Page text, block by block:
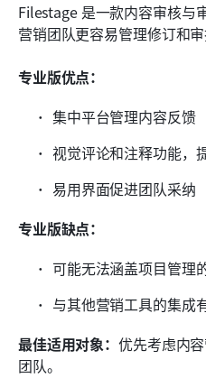
Filestage 是一款内容审核与
营销团队更容易管理修订和审
专业版优点：
集中平台管理内容反馈
视觉评论和注释功能，
易用界面促进团队采纳
专业版缺点：
可能无法涵盖项目管理
与其他营销工具的集成
最佳适用对象：优先考虑内
团队。